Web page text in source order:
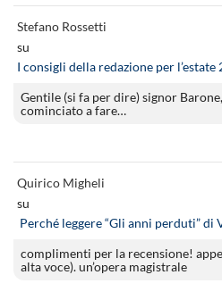
Stefano Rossetti
su
I consigli della redazione per l’estate
Gentile (si fa per dire) signor
cominciato a fare…
Quirico Migheli
su
Perché leggere “Gli anni perduti”
complimenti per la recensione!
alta voce). un’opera magistrale